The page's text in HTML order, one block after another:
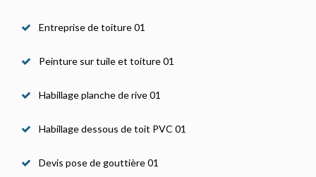
Entreprise de toiture 01
Peinture sur tuile et toiture 01
Habillage planche de rive 01
Habillage dessous de toit PVC 01
Devis pose de gouttière 01